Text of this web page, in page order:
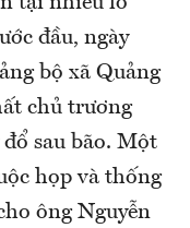
đầu, ngày
bộ xã Quảng
chủ trương
sau bão. Một
họp và thống
ông Nguyễn